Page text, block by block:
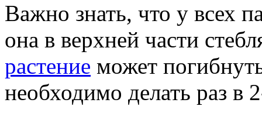
Важно знать, что у всех
она в верхней части
растение может
необходимо делать раз в